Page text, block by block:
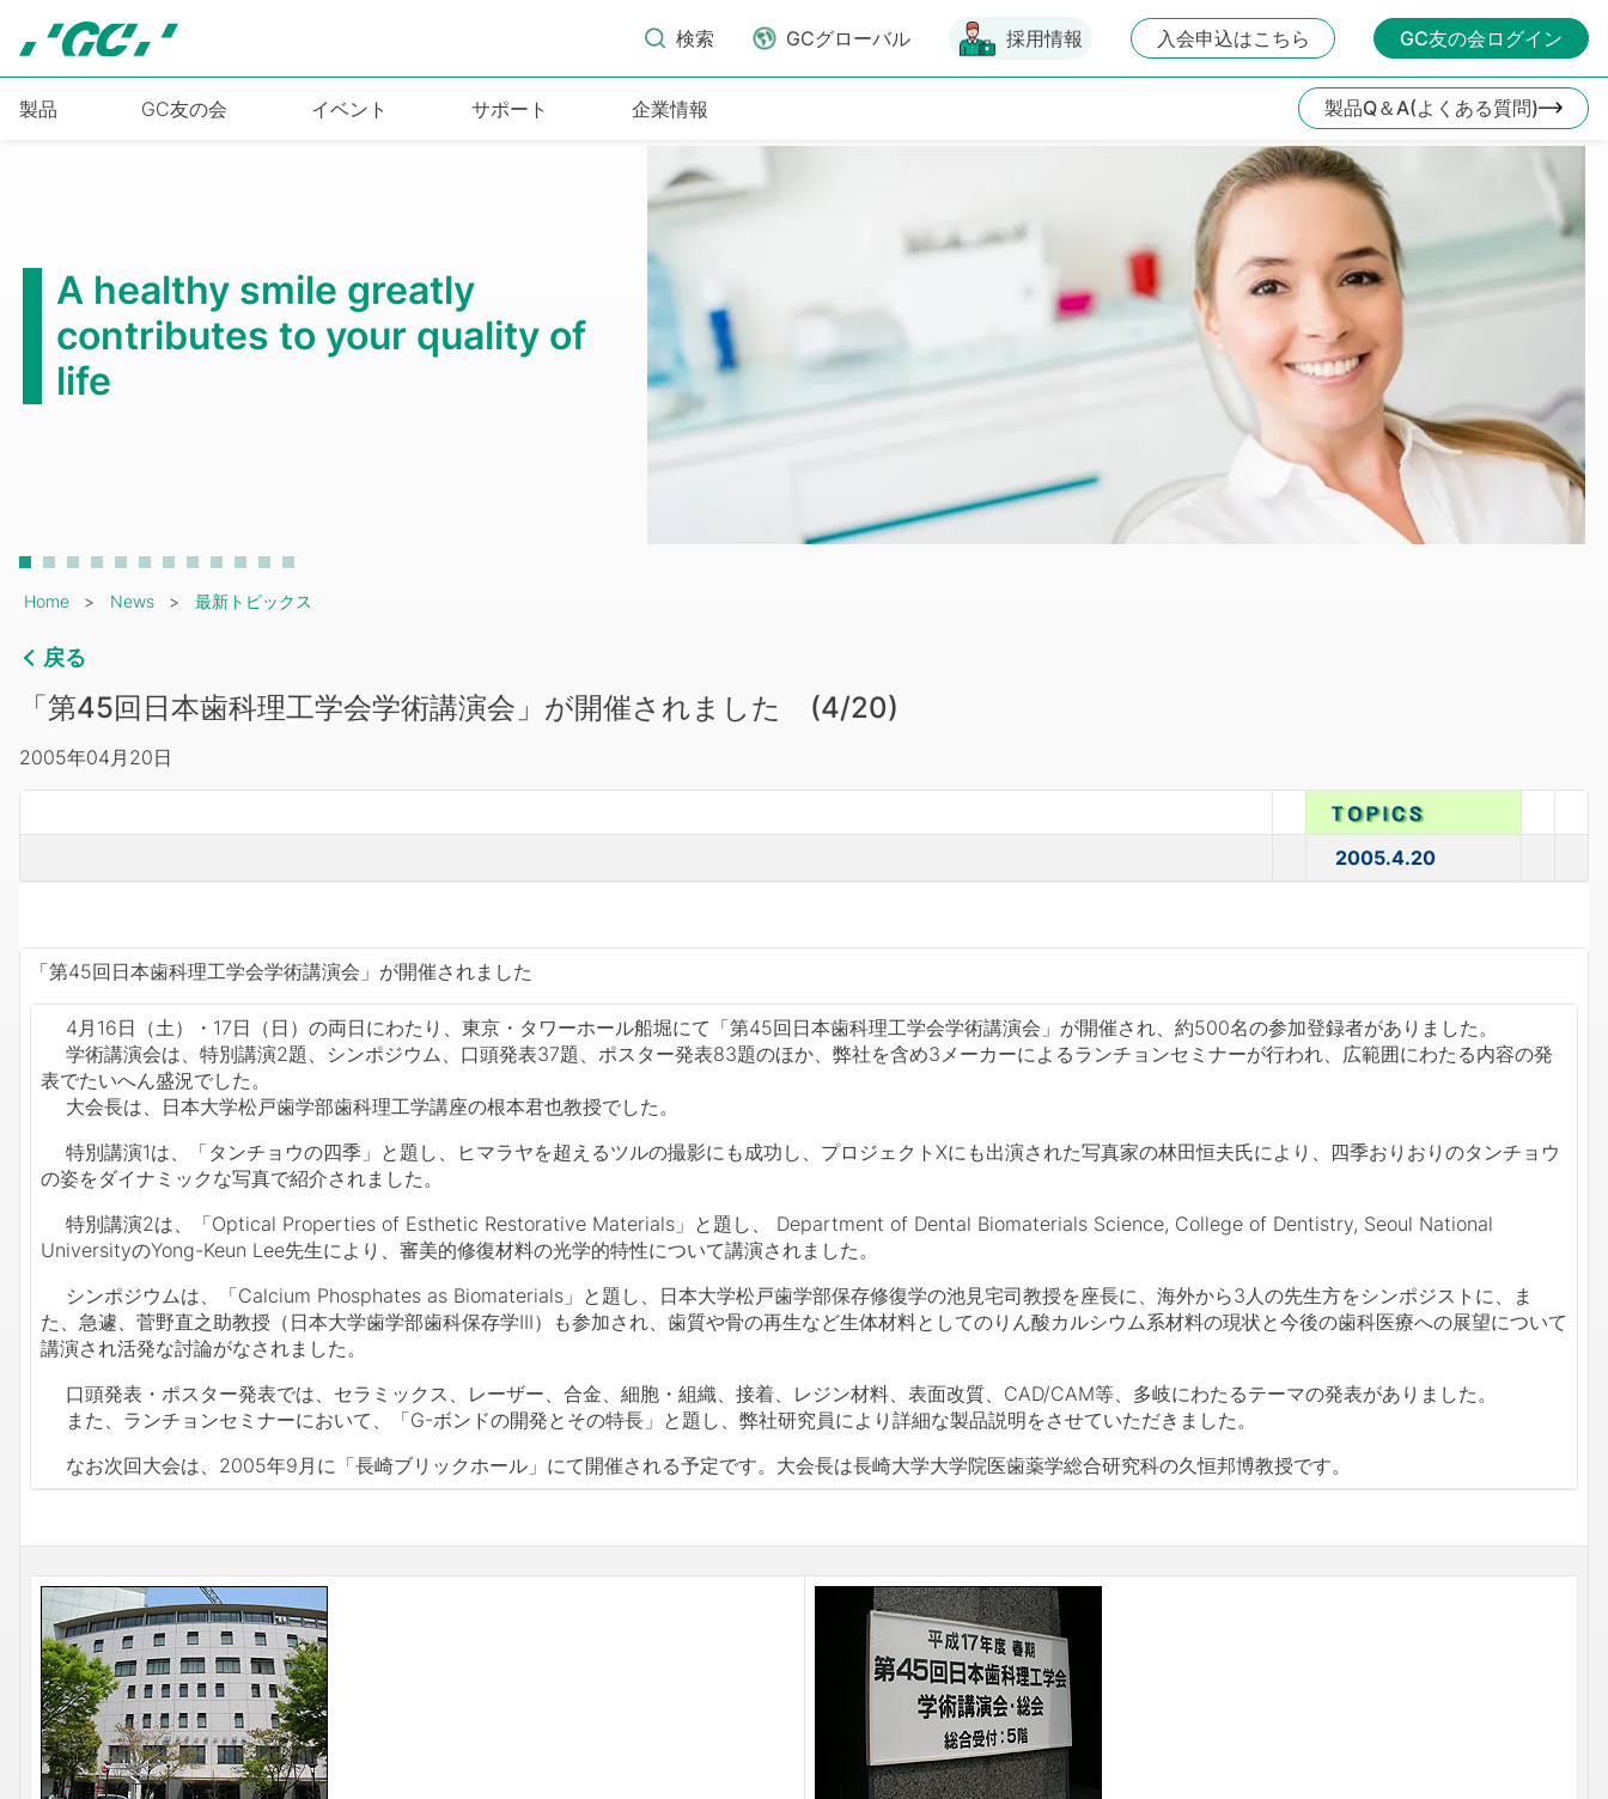
検索 GCグローバル 採用情報 入会申込はこちら GC友の会ログイン
製品 GC友の会 イベント サポート 企業情報 製品Q＆A(よくある質問)
もっと見る
Breadcrumb
Home News 最新トピックス
戻る
「第45回日本歯科理工学会学術講演会」が開催されました (4/20)
2005年04月20日
2005.4.20
「第45回日本歯科理工学会学術講演会」が開催されました
4月16日（土）・17日（日）の両日にわたり、東京・タワーホール船堀にて「第45回日本歯科理工学会学術講演会」が開催され、約500名の参加登録者がありました。
学術講演会は、特別講演2題、シンポジウム、口頭発表37題、ポスター発表83題のほか、弊社を含め3メーカーによるランチョンセミナーが行われ、広範囲にわたる内容の発
表でたいへん盛況でした。
大会長は、日本大学松戸歯学部歯科理工学講座の根本君也教授でした。
特別講演1は、「タンチョウの四季」と題し、ヒマラヤを超えるツルの撮影にも成功し、プロジェクトXにも出演された写真家の林田恒夫氏により、四季おりおりのタンチョウ
の姿をダイナミックな写真で紹介されました。
特別講演2は、「Optical Properties of Esthetic Restorative Materials」と題し、 Department of Dental Biomaterials Science, College of Dentistry, Seoul National
UniversityのYong-Keun Lee先生により、審美的修復材料の光学的特性について講演されました。
シンポジウムは、「Calcium Phosphates as Biomaterials」と題し、日本大学松戸歯学部保存修復学の池見宅司教授を座長に、海外から3人の先生方をシンポジストに、ま
た、急遽、菅野直之助教授（日本大学歯学部歯科保存学III）も参加され、歯質や骨の再生など生体材料としてのりん酸カルシウム系材料の現状と今後の歯科医療への展望について
講演され活発な討論がなされました。
口頭発表・ポスター発表では、セラミックス、レーザー、合金、細胞・組織、接着、レジン材料、表面改質、CAD/CAM等、多岐にわたるテーマの発表がありました。
また、ランチョンセミナーにおいて、「G-ボンドの開発とその特長」と題し、弊社研究員により詳細な製品説明をさせていただきました。
なお次回大会は、2005年9月に「長崎ブリックホール」にて開催される予定です。大会長は長崎大学大学院医歯薬学総合研究科の久恒邦博教授です。